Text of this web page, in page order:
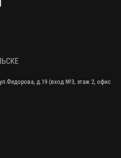
д.19 (вход №3, этаж 2, офис